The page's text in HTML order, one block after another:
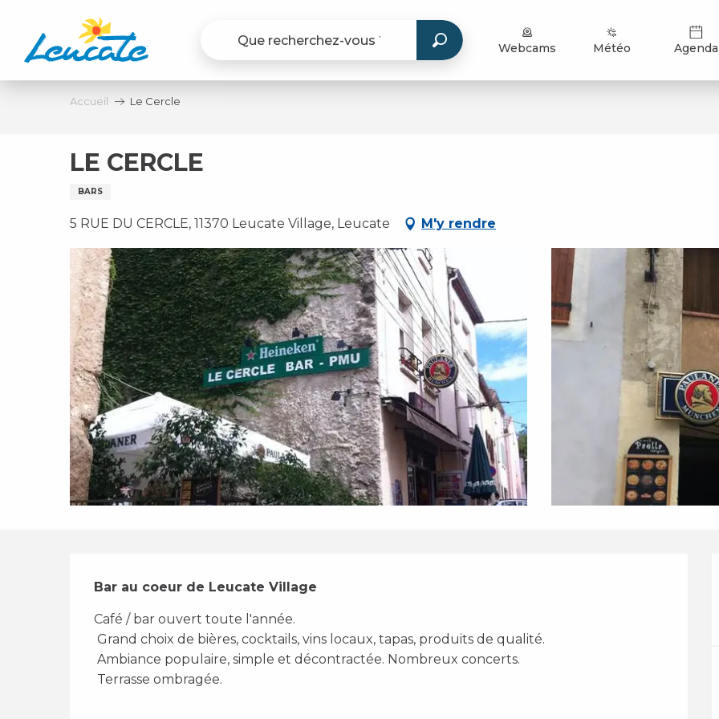
contenu
principal
Webcams Météo Agenda
Accueil Le Cercle
LE CERCLE
BARS
5 RUE DU CERCLE, 11370 Leucate Village, Leucate M'y rendre
Description
Bar au coeur de Leucate Village
Café / bar ouvert toute l'année.
Grand choix de bières, cocktails, vins locaux, tapas, produits de qualité.
Ambiance populaire, simple et décontractée. Nombreux concerts.
Terrasse ombragée.